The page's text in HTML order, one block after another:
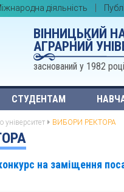
діяльність
ВІННИЦЬКИЙ
АГРАРНИЙ
заснований у 1982 році
СТУДЕНТАМ
університет ВИБОРИ РЕКТОРА
на заміщення